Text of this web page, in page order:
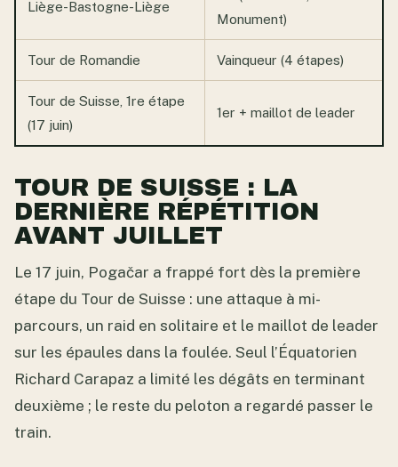
Liège-Bastogne-Liège
Monument)
Tour de Romandie Vainqueur (4 étapes)
Tour de Suisse, 1re étape
(17 juin)
1er + maillot de leader
TOUR DE SUISSE : LA
DERNIÈRE RÉPÉTITION
AVANT JUILLET
Le 17 juin, Pogačar a frappé fort dès la première
étape du Tour de Suisse : une attaque à mi-
parcours, un raid en solitaire et le maillot de leader
sur les épaules dans la foulée. Seul l’Équatorien
Richard Carapaz a limité les dégâts en terminant
deuxième ; le reste du peloton a regardé passer le
train.